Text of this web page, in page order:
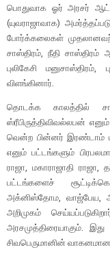
பொதுவாக ஓர் அரசர்
(யுவராஜாவாக)
போர்க்கலைகள்
சாஸ்திரம், நீதி சாஸ்திரம்
புலிகேசி
விளங்கினார்.
தொடக்க காலத்தில்
ஸ்ரீபிருத்திவிவல்லபன்
வென்ற பின்னர் இரண்டாம்
எனும் பட்டங்களும்
ராஜா, மகாராஜாதி ராஜா,
பட்டங்களைச்
அக்னிஸ்தோம, வாஜ்பேய,
அறிமுகம்
அரசமுத்திரையாகும்.
சிவபெருமானின்